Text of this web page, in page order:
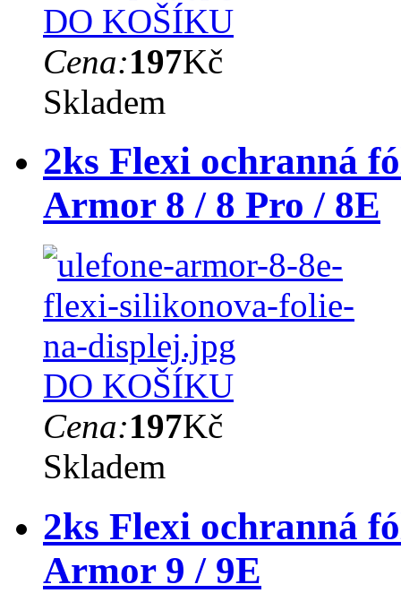
DO KOŠÍKU
Cena:197Kč
Skladem
2ks Flexi ochranná
Armor 8 / 8 Pro / 8E
DO KOŠÍKU
Cena:197Kč
Skladem
2ks Flexi ochranná
Armor 9 / 9E